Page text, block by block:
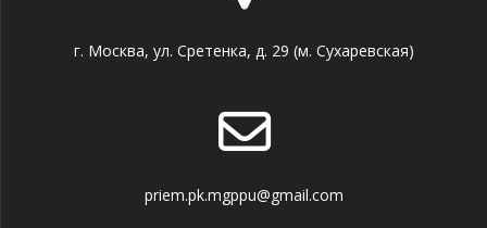
г. Москва, ул. Сретенка, д. 29 (м. Сухаревская)
priem.pk.mgppu@gmail.com